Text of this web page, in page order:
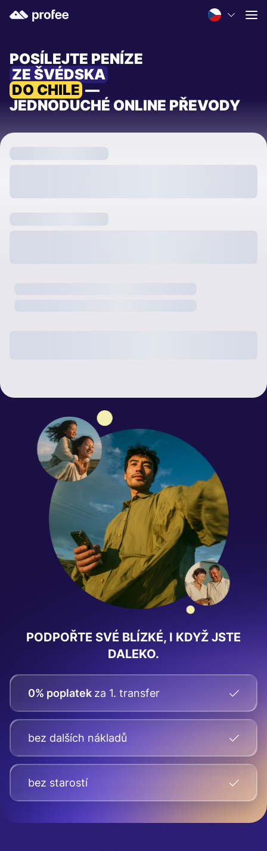
POSÍLEJTE PENÍZE
ZE ŠVÉDSKA
DO CHILE —
JEDNODUCHÉ ONLINE PŘEVODY
PODPOŘTE SVÉ BLÍZKÉ, I KDYŽ JSTE
DALEKO.
0% poplatek za 1. transfer
bez dalších nákladů
bez starostí